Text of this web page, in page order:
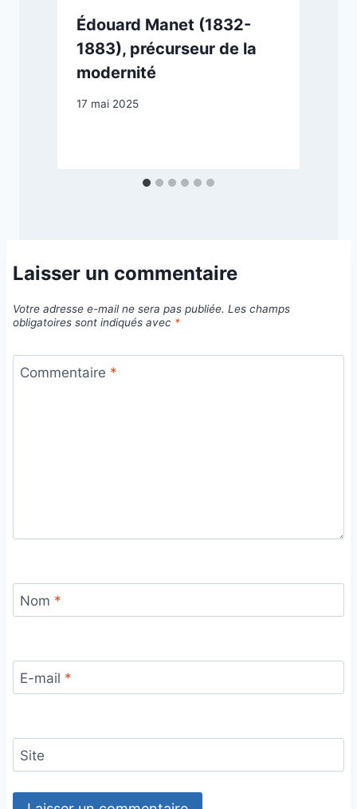
Édouard Manet (1832-
1883), précurseur de la
modernité
17 mai 2025
Laisser un commentaire
Votre adresse e-mail ne sera pas publiée. Les champs
obligatoires sont indiqués avec *
Commentaire *
Nom *
E-mail *
Site